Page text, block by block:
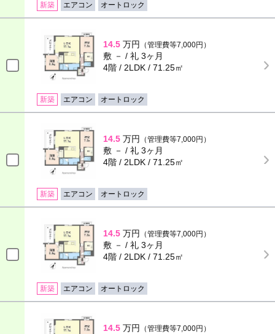
新築 エアコン オートロック
14.5 万円 （管理費等7,000円）
敷 － / 礼 3ヶ月
4階 / 2LDK / 71.25㎡
新築 エアコン オートロック
14.5 万円 （管理費等7,000円）
敷 － / 礼 3ヶ月
4階 / 2LDK / 71.25㎡
新築 エアコン オートロック
14.5 万円 （管理費等7,000円）
敷 － / 礼 3ヶ月
4階 / 2LDK / 71.25㎡
新築 エアコン オートロック
14.5 万円 （管理費等7,000円）